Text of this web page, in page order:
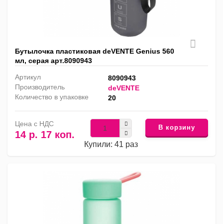
Бутылочка пластиковая deVENTE Genius 560
мл, серая арт.8090943
Артикул
8090943
Производитель
deVENTE
Количество в упаковке
20
Цена с НДС
14 р. 17 коп.
Купили: 41 раз
В корзину